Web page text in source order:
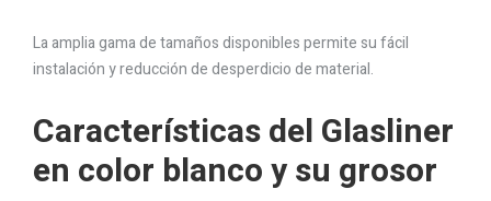
La amplia gama de tamaños disponibles permite su fácil
instalación y reducción de desperdicio de material.
Características del Glasliner
en color blanco y su grosor